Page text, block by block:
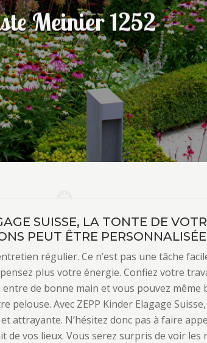
Meinier 1252
SUISSE, LA TONTE DE
PEUT ÊTRE PERSONNALISÉE
régulier. Ce n’est pas une tâche
plus votre énergie. Confiez votre
de bonne main et vous pouvez même
pelouse. Avec ZEPP Kinder Elagage
attrayante. N’hésitez donc pas à faire
de vos lieux. Vous serez surpris de voir les